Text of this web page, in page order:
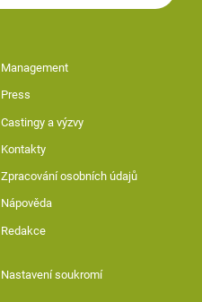
Management
Press
Castingy a výzvy
Kontakty
Zpracování osobních údajů
Nápověda
Redakce
Nastavení soukromí